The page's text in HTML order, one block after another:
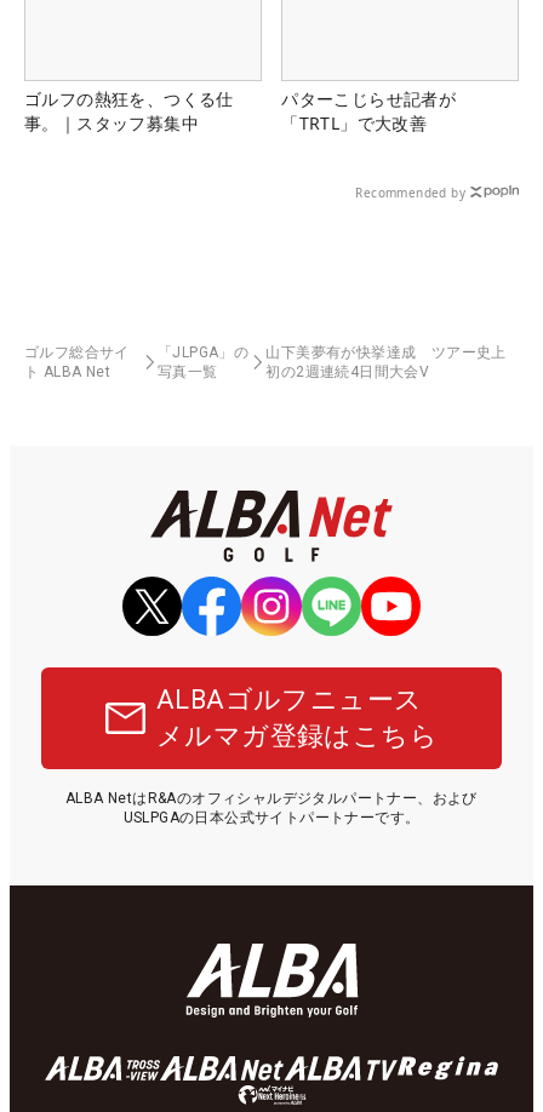
ゴルフの熱狂を、つくる仕
事。｜スタッフ募集中
パターこじらせ記者が
「TRTL」で大改善
Recommended by
ゴルフ総合サイ
ト ALBA Net
「JLPGA」の
写真一覧
山下美夢有が快挙達成 ツアー史上
初の2週連続4日間大会V
ALBAゴルフニュース
メルマガ登録はこちら
ALBA NetはR&Aのオフィシャルデジタルパートナー、および
USLPGAの日本公式サイトパートナーです。